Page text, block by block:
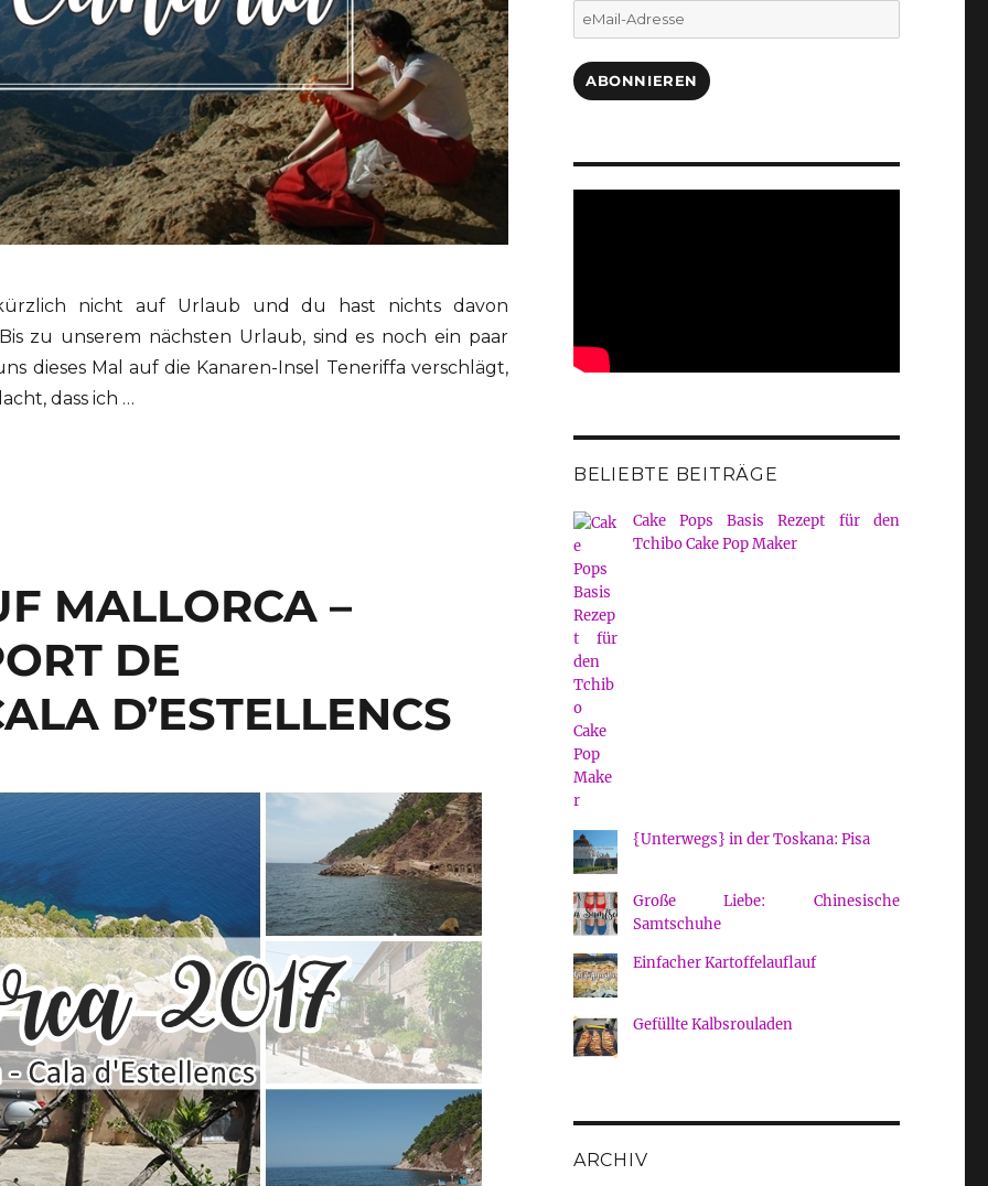
nicht auf Urlaub und du hast nichts davon
zu unserem nächsten Urlaub, sind es noch ein paar
dieses Mal auf die Kanaren-Insel Teneriffa verschlägt,
dass ich …
MALLORCA –
DE
D’ESTELLENCS
eMail-
ABONNIEREN
BELIEBTE BEITRÄGE
Cake Pops Basis Rezept für den
Tchibo Cake Pop Maker
{Unterwegs} in der Toskana: Pisa
Große Liebe: Chinesische
Samtschuhe
Einfacher Kartoffelauflauf
Gefüllte Kalbsrouladen
ARCHIV